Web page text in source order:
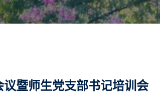
暨师生党支部书记培训会